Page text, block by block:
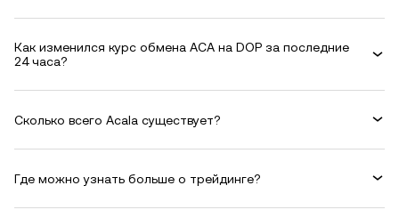
Как изменился курс обмена ACA на DOP за последние
24 часа?
Сколько всего Acala существует?
Где можно узнать больше о трейдинге?